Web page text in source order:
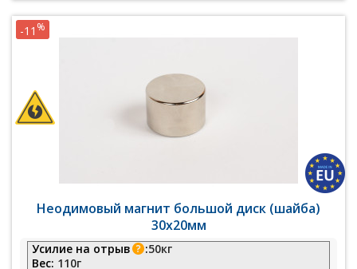
Неодимовый магнит большой диск (шайба)
30х20мм
Усилие на отрыв :50кг
Вес: 110г
-11 %